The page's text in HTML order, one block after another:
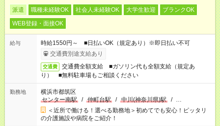
派遣 職種未経験OK 社会人未経験OK 大学生歓迎
ブランクOK
WEB登録・面接OK
給与
時給1550円～ ■日払いOK（規定あり）※即日払い不可
交通費別途支給あり
交通費
交通費全額支給 ■ガソリン代も全額支給（規定あ
り） ■無料駐車場もご相談ください
勤務地
横浜市都筑区
センター南駅
/ 仲町台駅 / 中川(神奈川県)駅 / …
＜近所で働ける！選べる勤務地＞初めてでも安心！ピッタリ
の介護施設や病院をご紹介！